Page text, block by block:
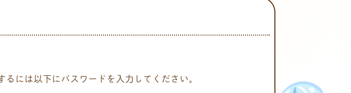
には以下にパスワードを入力してください。